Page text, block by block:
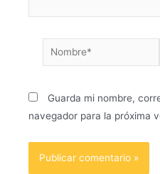
Guarda mi nombre,
navegador para la próxima